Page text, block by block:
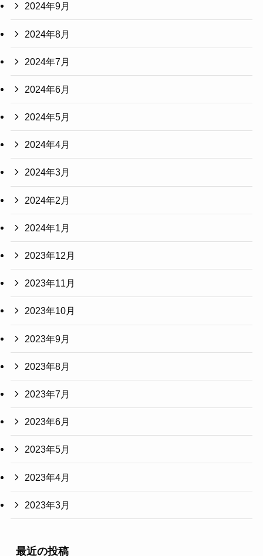
2024年9月
2024年8月
2024年7月
2024年6月
2024年5月
2024年4月
2024年3月
2024年2月
2024年1月
2023年12月
2023年11月
2023年10月
2023年9月
2023年8月
2023年7月
2023年6月
2023年5月
2023年4月
2023年3月
最近の投稿